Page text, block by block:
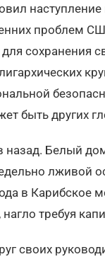
проблем
сохранения
быть других
Белый
лживой
в Карибское
требуя
своих